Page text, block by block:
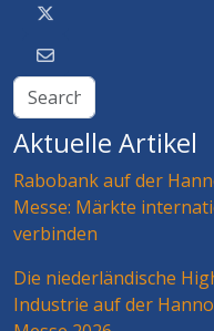
Aktuelle Artikel
Rabobank auf der
Messe: Märkte
verbinden
Die niederländische
Industrie auf der